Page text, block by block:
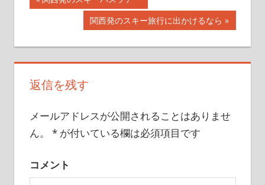
投
ナ
ビ
ー
ョ
次
記
事:
関西発のスキー旅行に出かけるなら
返信を残す
メールアドレスが公開されることはありませ
ん。
*が付いている欄は必須項目です
コメント